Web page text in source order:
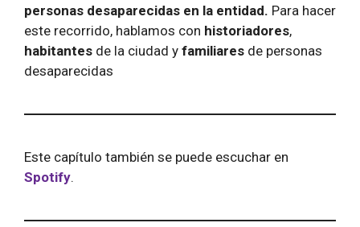
personas desaparecidas en la entidad. Para hacer
este recorrido, hablamos con historiadores,
habitantes de la ciudad y familiares de personas
desaparecidas
Este capítulo también se puede escuchar en
Spotify.